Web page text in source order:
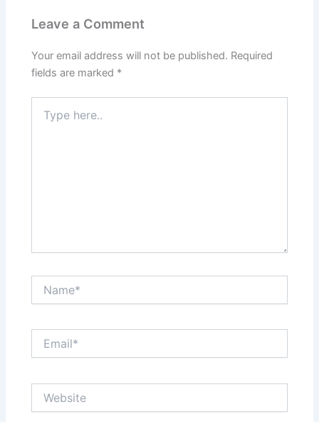
Leave a Comment
Your email address will not be published. Required
fields are marked *
here..